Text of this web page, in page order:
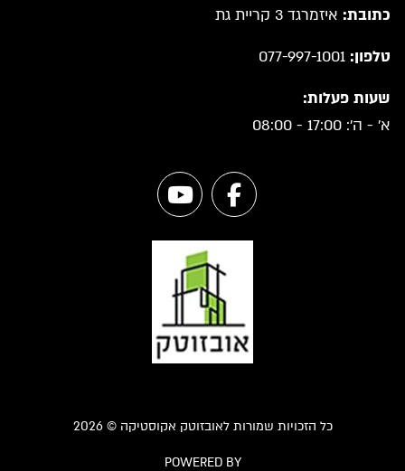
כתובת: איזמרגד 3 קריית גת
טלפון: 077-997-1001
שעות פעלות:
א' - ה': 17:00 - 08:00
כל הזכויות שמורות לאובזוטק אקוסטיקה © 2026
POWERED BY